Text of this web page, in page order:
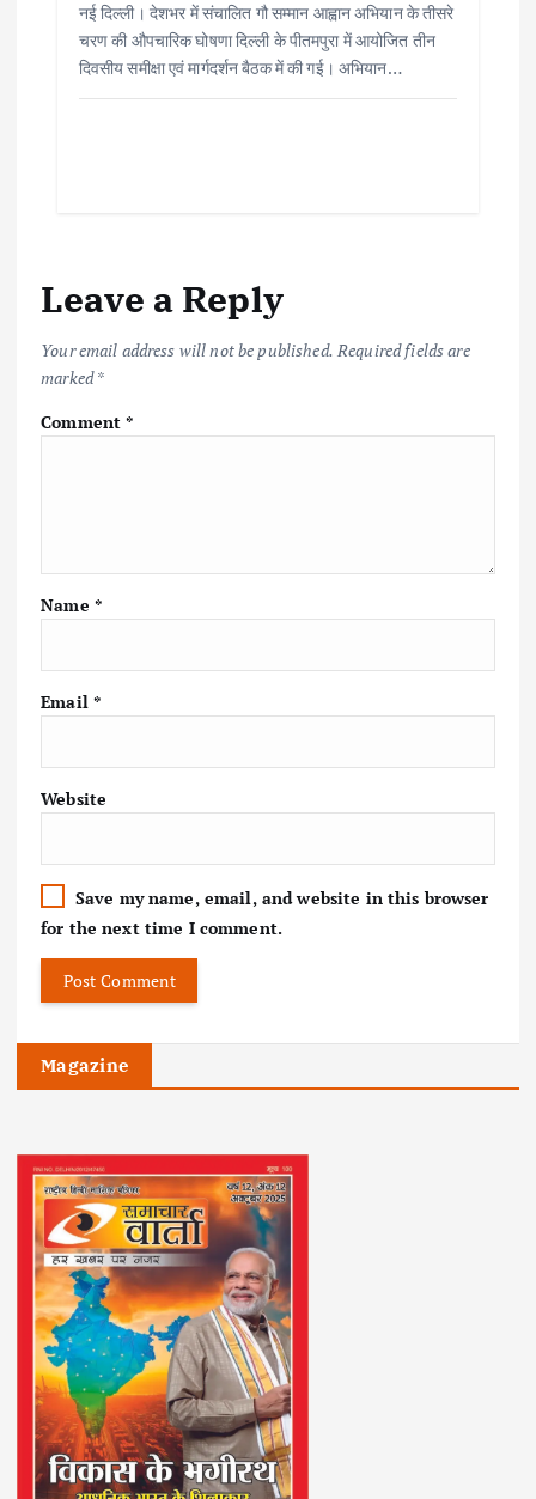
नई दिल्ली। देशभर में संचालित गौ सम्मान आह्वान अभियान के तीसरे
चरण की औपचारिक घोषणा दिल्ली के पीतमपुरा में आयोजित तीन
दिवसीय समीक्षा एवं मार्गदर्शन बैठक में की गई। अभियान…
Leave a Reply
Your email address will not be published. Required fields are
marked*
Comment*
Name *
Email *
Website
Save my name, email, and website in this browser
for the next time I comment.
Magazine